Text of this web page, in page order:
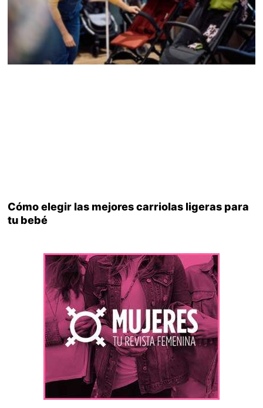
Cómo elegir las mejores carriolas ligeras para
tu bebé